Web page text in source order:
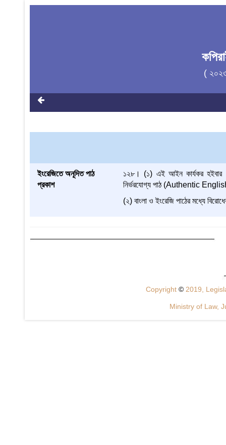
(
ইংরেজিতে অনূদিত পাঠ
প্রকাশ
১২৮। (১) এই আইন কার্যকর হইবার
নির্ভরযোগ্য পাঠ (Authentic
(২) বাংলা ও ইংরেজি পাঠের মধ্যে
Copyright © 2019,
Ministry of Law,